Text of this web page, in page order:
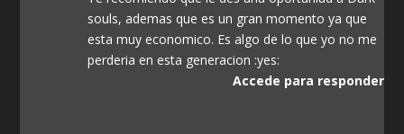
souls, ademas que es un gran momento ya que
esta muy economico. Es algo de lo que yo no me
perderia en esta generacion :yes:
Accede para responder